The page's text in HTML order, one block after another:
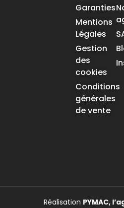
Garanties
Mentions
Légales
Gestion
des
cookies
Conditions
générales
de vente
Réalisation PYMAC,